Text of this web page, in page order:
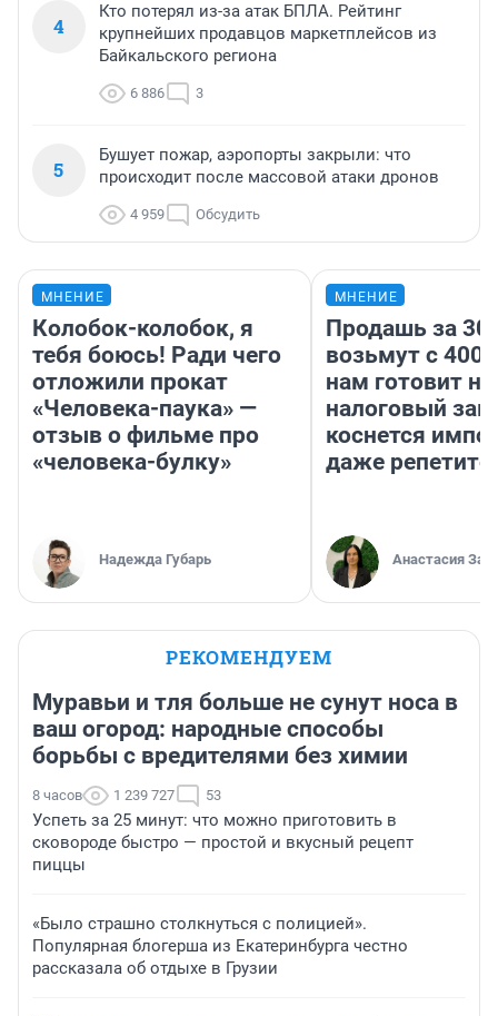
4
Кто потерял из-за атак БПЛА. Рейтинг
крупнейших продавцов маркетплейсов из
Байкальского региона
6 886 3
5
Бушует пожар, аэропорты закрыли: что
происходит после массовой атаки дронов
4 959 Обсудить
МНЕНИЕ
Колобок-колобок, я
тебя боюсь! Ради чего
отложили прокат
«Человека-паука» —
отзыв о фильме про
«человека-булку»
Надежда Губарь
МНЕНИЕ
Продашь за
возьмут с
нам готовит
налоговый
коснется
даже
Анастасия
РЕКОМЕНДУЕМ
Муравьи и тля больше не сунут носа в
ваш огород: народные способы
борьбы с вредителями без химии
8 часов 1 239 727 53
Успеть за 25 минут: что можно приготовить в
сковороде быстро — простой и вкусный рецепт
пиццы
«Было страшно столкнуться с полицией».
Популярная блогерша из Екатеринбурга честно
рассказала об отдыхе в Грузии